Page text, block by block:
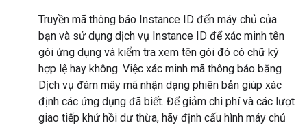
Truyền mã thông báo Instance ID đến máy chủ của
bạn và sử dụng dịch vụ Instance ID để xác minh tên
gói ứng dụng và kiểm tra xem tên gói đó có chữ ký
hợp lệ hay không. Việc xác minh mã thông báo bằng
Dịch vụ đám mây mã nhận dạng phiên bản giúp xác
định các ứng dụng đã biết. Để giảm chi phí và các lượt
giao tiếp khứ hồi dư thừa, hãy định cấu hình máy chủ